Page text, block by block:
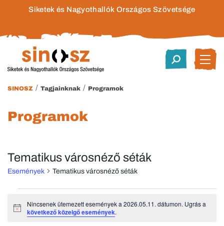
Siketek és Nagyothallók Országos Szövetsége
SINOSZ / Tagjainknak / Programok
Programok
Tematikus városnéző séták
Események Tematikus városnéző séták
Események
for
Notice
Nincsenek ütemezett események a 2026.05.11. dátumon. Ugrás a
következő közelgő események.